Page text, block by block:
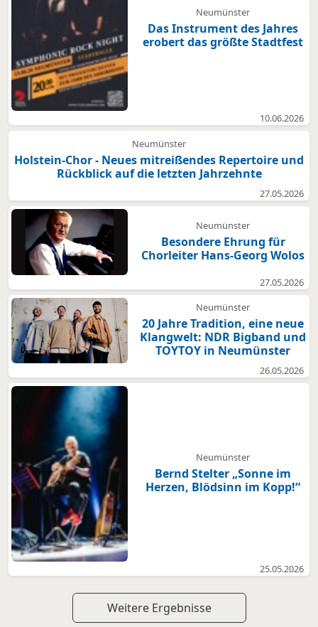
Neumünster
Das Instrument des Jahres
erobert das größte Stadtfest
10.06.2026
Neumünster
Holstein-Chor - Neues mitreißendes Repertoire und
Rückblick auf die letzten Jahrzehnte
27.05.2026
Neumünster
Besondere Ehrung für
Chorleiter Hans-Georg Wolos
27.05.2026
Neumünster
20 Jahre Tradition, eine neue
Klangwelt: NDR Bigband und
TOYTOY in Neumünster
26.05.2026
Neumünster
Bernd Stelter „Sonne im
Herzen, Blödsinn im Kopp!“
25.05.2026
Weitere Ergebnisse